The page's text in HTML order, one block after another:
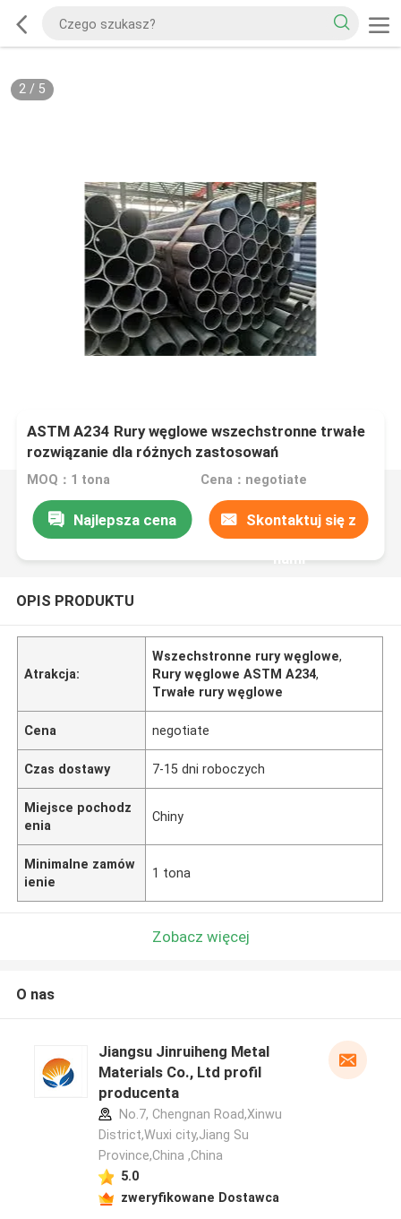
2/ 5
ASTM A234 Rury węglowe wszechstronne trwałe
rozwiązanie dla różnych zastosowań
MOQ：1 tona Cena：negotiate
Najlepsza cena Skontaktuj się z
nami
OPIS PRODUKTU
Atrakcja:
Wszechstronne rury węglowe,
Rury węglowe ASTM A234,
Trwałe rury węglowe
Cena negotiate
Czas dostawy 7-15 dni roboczych
Miejsce pochodz
enia
Chiny
Minimalne zamów
ienie
1 tona
Zobacz więcej
O nas
Jiangsu Jinruiheng Metal
Materials Co., Ltd profil
producenta
No.7, Chengnan Road,Xinwu
District,Wuxi city,Jiang Su
Province,China ,China
5.0
zweryfikowane Dostawca